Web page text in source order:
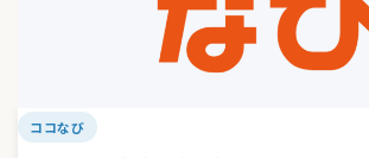
ココなび